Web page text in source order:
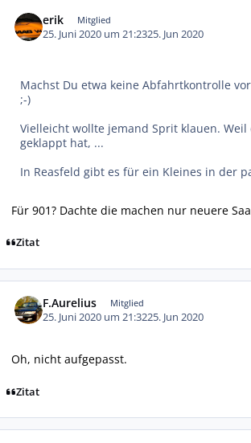
erik Mitglied
25. Juni 2020 um 21:2325. Jun 2020
Machst Du etwa keine Abfahrtkontrolle
;-)
Vielleicht wollte jemand Sprit klauen. Weil
geklappt hat, ...
In Reasfeld gibt es für ein Kleines in der
Für 901? Dachte die machen nur neuere
Zitat
F.Aurelius Mitglied
25. Juni 2020 um 21:3225. Jun 2020
Oh, nicht aufgepasst.
Zitat